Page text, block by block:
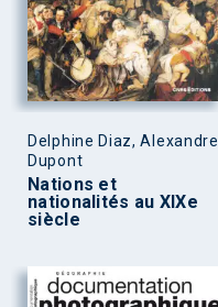
Delphine Diaz, Alexandre
Dupont
Nations et
nationalités au XIXe
siècle